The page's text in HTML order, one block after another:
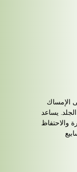
الإمساك
يساعد
والاحتفاظ